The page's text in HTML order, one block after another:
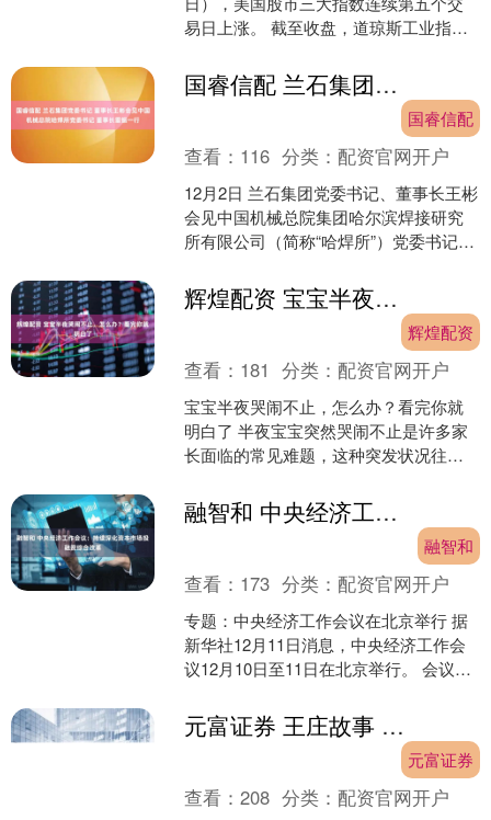
易日上涨。 截至收盘，道琼斯工业指数
涨....
国睿信配 兰石集团党委书记 董事长王彬会见中国机械总院哈焊所党委书记 董事长雷振一行
国睿信配
查看： 116 分类：配资官网开户
12月2日 兰石集团党委书记、董事长王彬
会见中国机械总院集团哈尔滨焊接研究
所有限公司（简称“哈焊所”）党委书记、
部长王锴一行，....
辉煌配资 宝宝半夜哭闹不止，怎么办？看完你就明白了
辉煌配资
查看： 181 分类：配资官网开户
宝宝半夜哭闹不止，怎么办？看完你就
明白了 半夜宝宝突然哭闹不止是许多家
长面临的常见难题，这种突发状况往往
后隐藏着生理需求、环境....融智和 中央经济工作会议：持续深化资本市场投融资综合改革
融智和
查看： 173 分类：配资官网开户
专题：中央经济工作会议在北京举行 据
新华社12月11日消息，中央经济工作会
议12月10日至11日在北京举行。 会议确
其中包括：....
元富证券 王庄故事 徐子博：送进来 种下去
元富证券
查看：208 分类：配资官网开户